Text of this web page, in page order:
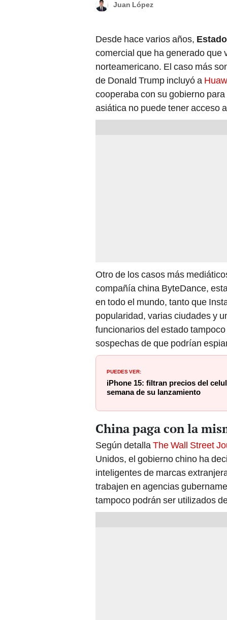
Juan López
Desde hace varios años,
comercial que ha generado que
norteamericano. El caso más
de Donald Trump incluyó a
cooperaba con su gobierno
asiática no puede tener acceso
Otro de los casos más
compañía china ByteDance,
en todo el mundo, tanto que
popularidad, varias ciudades y
funcionarios del estado
sospechas de que podrían
PUEDES VER:
iPhone 15: filtran precios del
semana de su lanzamiento
China paga con la
Según detallaThe Wall Street
Unidos, el gobierno chino ha
inteligentes de marcas
trabajen en agencias
tampoco podrán ser utilizados